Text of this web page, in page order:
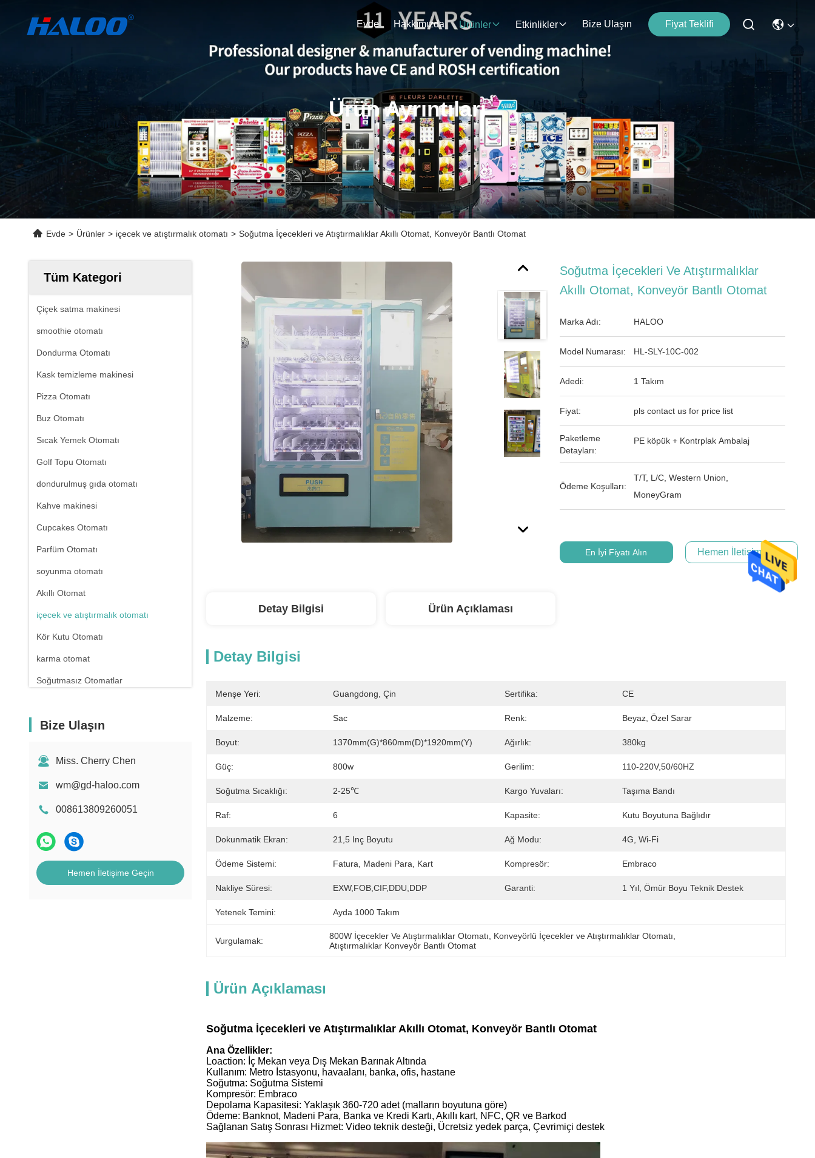
Evde Hakkımızda Ürünler Etkinlikler Bize Ulaşın Fiyat Teklifi
Ürün Ayrıntıları
Evde > Ürünler > içecek ve atıştırmalık otomatı > Soğutma İçecekleri ve Atıştırmalıklar Akıllı Otomat, Konveyör Bantlı Otomat
Tüm Kategori
Çiçek satma makinesi
smoothie otomatı
Dondurma Otomatı
Kask temizleme makinesi
Pizza Otomatı
Buz Otomatı
Sıcak Yemek Otomatı
Golf Topu Otomatı
dondurulmuş gıda otomatı
Kahve makinesi
Cupcakes Otomatı
Parfüm Otomatı
soyunma otomatı
Akıllı Otomat
içecek ve atıştırmalık otomatı
Kör Kutu Otomatı
karma otomat
Soğutmasız Otomatlar
Sıvı Deterjan Otomatı
Seks Oyuncak Otomatı
Oje Otomatı
Bize Ulaşın
Miss. Cherry Chen
wm@gd-haloo.com
008613809260051
Hemen İletişime Geçin
Soğutma İçecekleri Ve Atıştırmalıklar
Akıllı Otomat, Konveyör Bantlı Otomat
Marka Adı: HALOO
Model Numarası: HL-SLY-10C-002
Adedi: 1 Takım
Fiyat: pls contact us for price list
Paketleme
Detayları:
PE köpük + Kontrplak Ambalaj
Ödeme Koşulları:
T/T, L/C, Western Union,
MoneyGram
En İyi Fiyatı Alın Hemen İletişime Geçin
Detay Bilgisi Ürün Açıklaması
Detay Bilgisi
Menşe Yeri: Guangdong, Çin Sertifika: CE
Malzeme: Sac Renk: Beyaz, Özel Sarar
Boyut: 1370mm(G)*860mm(D)*1920mm(Y) Ağırlık: 380kg
Güç: 800w Gerilim: 110-220V,50/60HZ
Soğutma Sıcaklığı: 2-25℃ Kargo Yuvaları: Taşıma Bandı
Raf: 6 Kapasite: Kutu Boyutuna Bağlıdır
Dokunmatik Ekran: 21,5 Inç Boyutu Ağ Modu: 4G, Wi-Fi
Ödeme Sistemi: Fatura, Madeni Para, Kart Kompresör: Embraco
Nakliye Süresi: EXW,FOB,CIF,DDU,DDP Garanti: 1 Yıl, Ömür Boyu Teknik Destek
Yetenek Temini: Ayda 1000 Takım
Vurgulamak: 800W İçecekler Ve Atıştırmalıklar Otomatı Konveyörlü İçecekler ve Atıştırmalıklar Otomatı
Atıştırmalıklar Konveyör Bantlı Otomat
Ürün Açıklaması
Soğutma İçecekleri ve Atıştırmalıklar Akıllı Otomat, Konveyör Bantlı Otomat
Ana Özellikler:
Loaction: İç Mekan veya Dış Mekan Barınak Altında
Kullanım: Metro İstasyonu, havaalanı, banka, ofis, hastane
Soğutma: Soğutma Sistemi
Kompresör: Embraco
Depolama Kapasitesi: Yaklaşık 360-720 adet (malların boyutuna göre)
Ödeme: Banknot, Madeni Para, Banka ve Kredi Kartı, Akıllı kart, NFC, QR ve Barkod
Sağlanan Satış Sonrası Hizmet: Video teknik desteği, Ücretsiz yedek parça, Çevrimiçi destek